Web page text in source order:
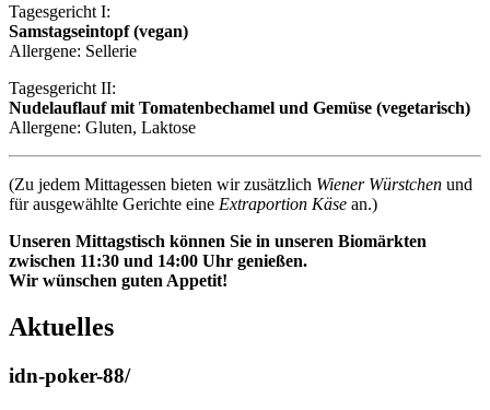
Tagesgericht I:
Samstagseintopf (vegan)
Allergene: Sellerie
Tagesgericht II:
Nudelauflauf mit Tomatenbechamel und Gemüse (vegetarisch)
Allergene: Gluten, Laktose
(Zu jedem Mittagessen bieten wir zusätzlich Wiener Würstchen und
für ausgewählte Gerichte eine Extraportion Käse an.)
Unseren Mittagstisch können Sie in unseren Biomärkten
zwischen 11:30 und 14:00 Uhr genießen.
Wir wünschen guten Appetit!
Aktuelles
idn-poker-88/